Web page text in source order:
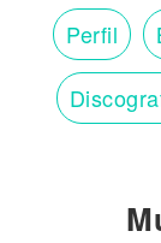
Perfil